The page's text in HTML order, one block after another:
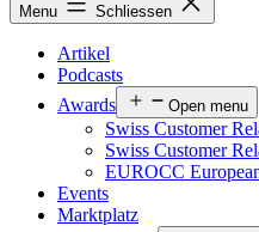
Menu Schliessen
Artikel
Podcasts
Awards
Open menu
Swiss Customer
Swiss Customer
EUROCC
Events
Marktplatz